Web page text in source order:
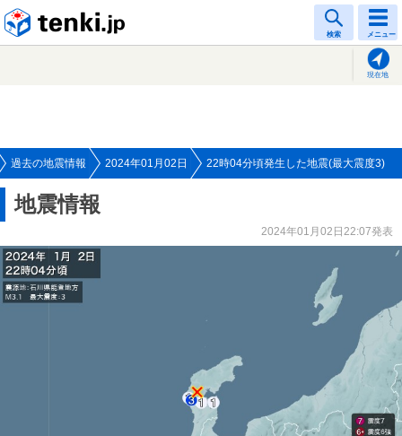
検索 メニュー
現在地
過去の地震情報 2024年01月02日 22時04分頃発生した地震(最大震度3)
地震情報
2024年01月02日22:07発表